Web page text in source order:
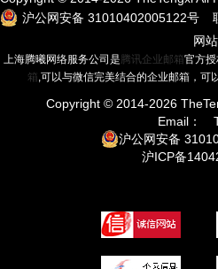
沪公网安备 31010402005122号
网
上海腾曦网络服务公司是 腾讯企业邮箱官方
箱 ,可以与微信完美结合的企业邮箱，可
Copyright © 2014-2026
Email：
沪公网安备
沪ICP备